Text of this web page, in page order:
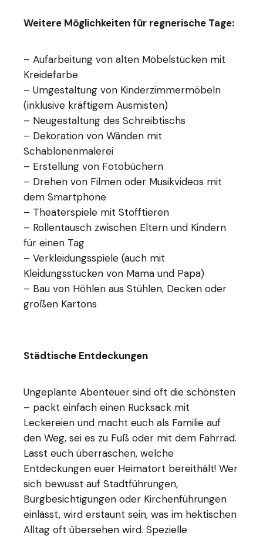
Weitere Möglichkeiten für regnerische Tage:
– Aufarbeitung von alten Möbelstücken mit
Kreidefarbe
– Umgestaltung von Kinderzimmermöbeln
(inklusive kräftigem Ausmisten)
– Neugestaltung des Schreibtischs
– Dekoration von Wänden mit
Schablonenmalerei
– Erstellung von Fotobüchern
– Drehen von Filmen oder Musikvideos mit
dem Smartphone
– Theaterspiele mit Stofftieren
– Rollentausch zwischen Eltern und Kindern
für einen Tag
– Verkleidungsspiele (auch mit
Kleidungsstücken von Mama und Papa)
– Bau von Höhlen aus Stühlen, Decken oder
großen Kartons
Städtische Entdeckungen
Ungeplante Abenteuer sind oft die schönsten
– packt einfach einen Rucksack mit
Leckereien und macht euch als Familie auf
den Weg, sei es zu Fuß oder mit dem Fahrrad.
Lasst euch überraschen, welche
Entdeckungen euer Heimatort bereithält! Wer
sich bewusst auf Stadtführungen,
Burgbesichtigungen oder Kirchenführungen
einlässt, wird erstaunt sein, was im hektischen
Alltag oft übersehen wird. Spezielle